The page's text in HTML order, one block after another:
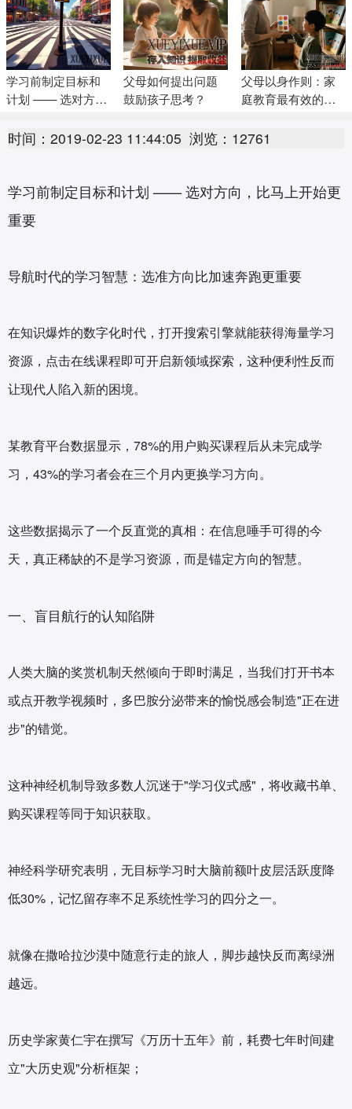
学习前制定目标和
计划 —— 选对方
重要
父母如何提出问题
鼓励孩子思考？
父母以身作则：家
庭教育最有效的示
时间：2019-02-23 11:44:05 浏览：12761
学习前制定目标和计划 —— 选对方向，比马上开始更
重要
导航时代的学习智慧：选准方向比加速奔跑更重要
在知识爆炸的数字化时代，打开搜索引擎就能获得海量学习
资源，点击在线课程即可开启新领域探索，这种便利性反而
让现代人陷入新的困境。
某教育平台数据显示，78%的用户购买课程后从未完成学
习，43%的学习者会在三个月内更换学习方向。
这些数据揭示了一个反直觉的真相：在信息唾手可得的今
天，真正稀缺的不是学习资源，而是锚定方向的智慧。
一、盲目航行的认知陷阱
人类大脑的奖赏机制天然倾向于即时满足，当我们打开书本
或点开教学视频时，多巴胺分泌带来的愉悦感会制造"正在进
步"的错觉。
这种神经机制导致多数人沉迷于"学习仪式感"，将收藏书单、
购买课程等同于知识获取。
神经科学研究表明，无目标学习时大脑前额叶皮层活跃度降
低30%，记忆留存率不足系统性学习的四分之一。
就像在撒哈拉沙漠中随意行走的旅人，脚步越快反而离绿洲
越远。
历史学家黄仁宇在撰写《万历十五年》前，耗费七年时间建
立"大历史观"分析框架；